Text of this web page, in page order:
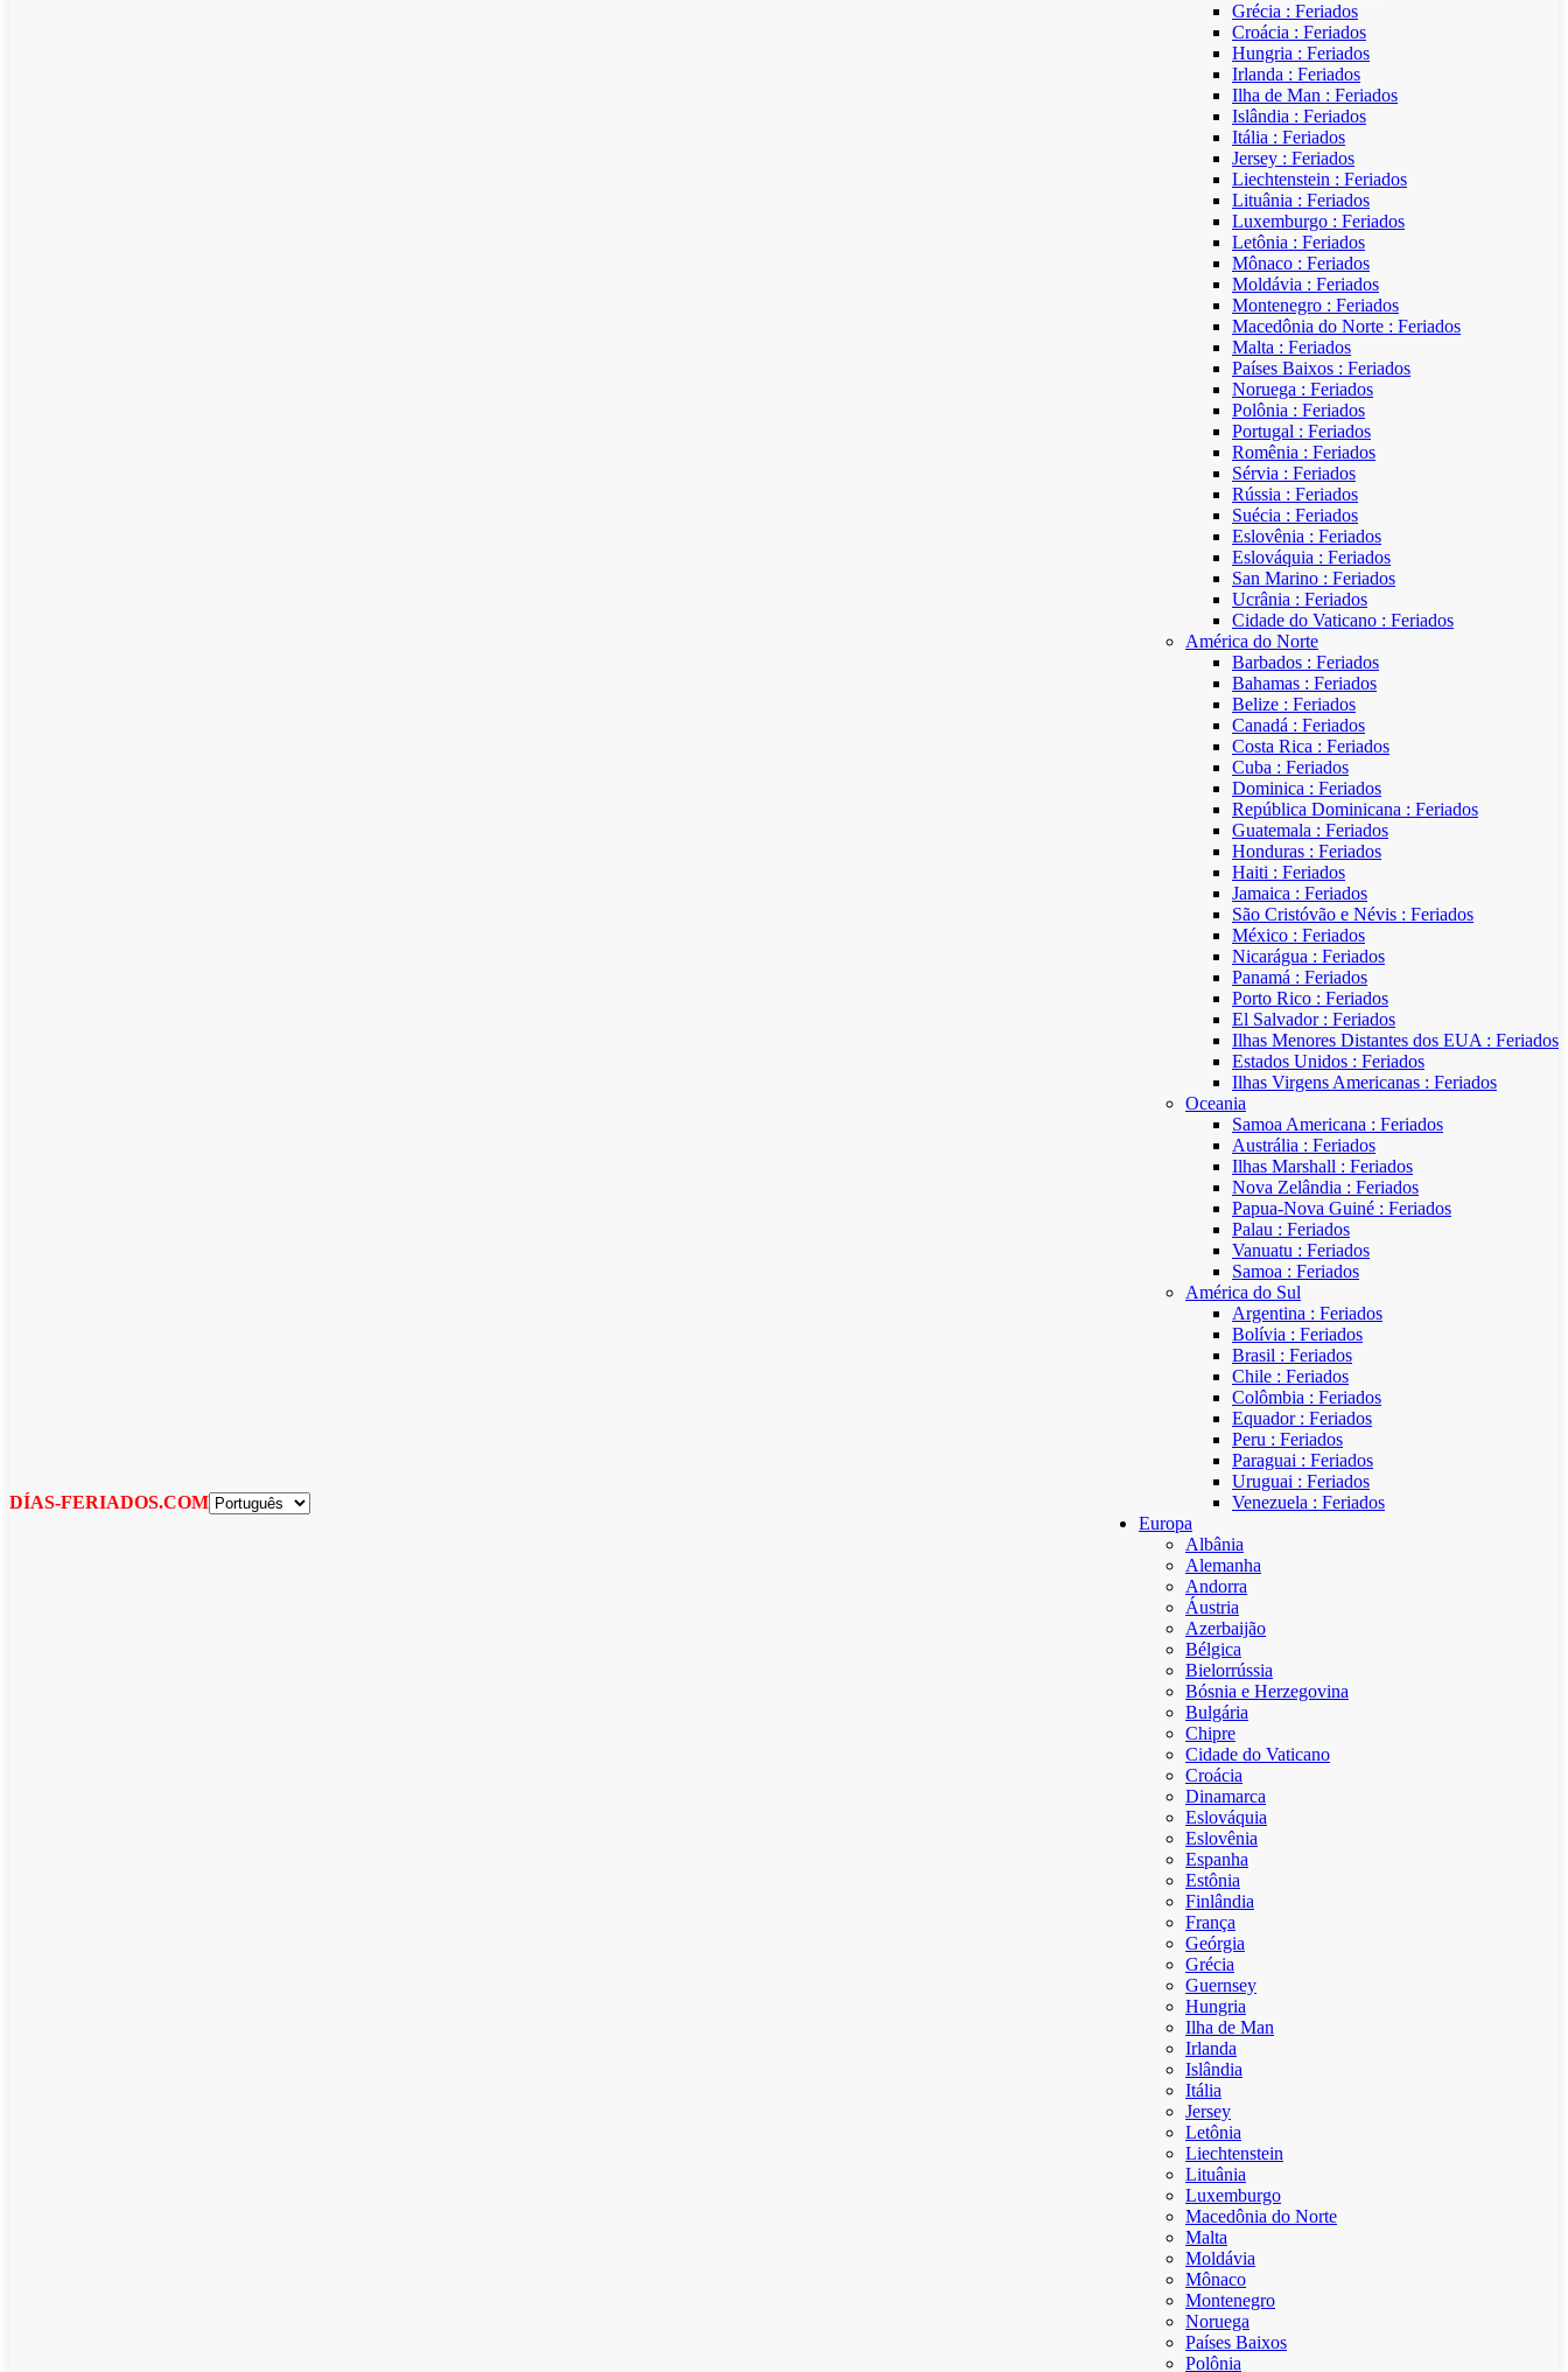
DÍAS-FERIADOS.COM
Grécia : Feriados
Croácia : Feriados
Hungria : Feriados
Irlanda : Feriados
Ilha de Man : Feriados
Islândia : Feriados
Itália : Feriados
Jersey : Feriados
Liechtenstein : Feriados
Lituânia : Feriados
Luxemburgo : Feriados
Letônia : Feriados
Mônaco : Feriados
Moldávia : Feriados
Montenegro : Feriados
Macedônia do Norte : Feriados
Malta : Feriados
Países Baixos : Feriados
Noruega : Feriados
Polônia : Feriados
Portugal : Feriados
Romênia : Feriados
Sérvia : Feriados
Rússia : Feriados
Suécia : Feriados
Eslovênia : Feriados
Eslováquia : Feriados
San Marino : Feriados
Ucrânia : Feriados
Cidade do Vaticano : Feriados
América do Norte
Barbados : Feriados
Bahamas : Feriados
Belize : Feriados
Canadá : Feriados
Costa Rica : Feriados
Cuba : Feriados
Dominica : Feriados
República Dominicana : Feriados
Guatemala : Feriados
Honduras : Feriados
Haiti : Feriados
Jamaica : Feriados
São Cristóvão e Névis : Feriados
México : Feriados
Nicarágua : Feriados
Panamá : Feriados
Porto Rico : Feriados
El Salvador : Feriados
Ilhas Menores Distantes dos EUA : Feriados
Estados Unidos : Feriados
Ilhas Virgens Americanas : Feriados
Oceania
Samoa Americana : Feriados
Austrália : Feriados
Ilhas Marshall : Feriados
Nova Zelândia : Feriados
Papua-Nova Guiné : Feriados
Palau : Feriados
Vanuatu : Feriados
Samoa : Feriados
América do Sul
Argentina : Feriados
Bolívia : Feriados
Brasil : Feriados
Chile : Feriados
Colômbia : Feriados
Equador : Feriados
Peru : Feriados
Paraguai : Feriados
Uruguai : Feriados
Venezuela : Feriados
Europa
Albânia
Alemanha
Andorra
Áustria
Azerbaijão
Bélgica
Bielorrússia
Bósnia e Herzegovina
Bulgária
Chipre
Cidade do Vaticano
Croácia
Dinamarca
Eslováquia
Eslovênia
Espanha
Estônia
Finlândia
França
Geórgia
Grécia
Guernsey
Hungria
Ilha de Man
Irlanda
Islândia
Itália
Jersey
Letônia
Liechtenstein
Lituânia
Luxemburgo
Macedônia do Norte
Malta
Moldávia
Mônaco
Montenegro
Noruega
Países Baixos
Polônia